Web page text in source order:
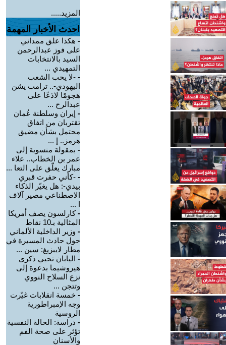
المزيد.....
احدث الأخبار المهمة
- هكذا علق ممداني
على فوز عبدالرحمن
السيد بالانتخابات
التمهيدي ...
- -لا يحب الشعب
اليهودي-.. ترامب يشن
هجومًا لاذعًا على
عبدالرح ...
- إيران وسلطنة عُمان
تقتربان من اتفاق
محتمل بشأن مضيق
هرمز.. إ ...
- بمقولة منسوبة إلى
عمر بن الخطاب.. علاء
مبارك يعلّق على التعا ...
- -كأني حفرت قبري
بيدي-: هل يغيّر الذكاء
الاصطناعي مصير آلاف
ا ...
-كارلسون يصف أمريكا
المثالية بـ10 نقاط
- وزير الداخلية الألماني
حول حادث المسيرة في
مطار لايبزيغ: سين ...
- اليابان تحيي ذكرى
هيروشيما بدعوة إلى
نزع السلاح النووي
وتتجن ...
- خمسة انقلابات غيّرت
وجه الإمبراطورية
الروسية
- دراسة: الحالة النفسية
تؤثر على صحة الفم
والأسنان